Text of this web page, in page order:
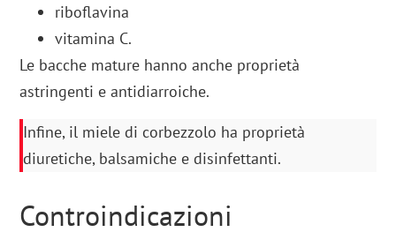
riboflavina
vitamina C.
Le bacche mature hanno anche proprietà
astringenti e antidiarroiche.
Infine, il miele di corbezzolo ha proprietà
diuretiche, balsamiche e disinfettanti.
Controindicazioni